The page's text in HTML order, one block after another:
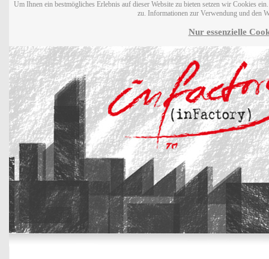
Um Ihnen ein bestmögliches Erlebnis auf dieser Website zu bieten setzen wir Cookies
zu. Informationen zur Verwendung und den
Nur essenzielle